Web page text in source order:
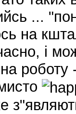
...
на
і
роботу